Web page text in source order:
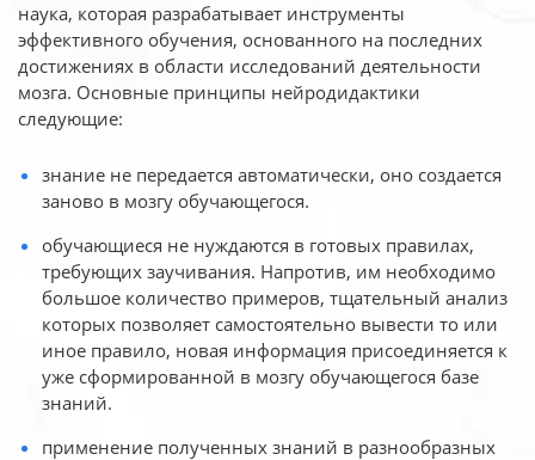
наука, которая разрабатывает инструменты
эффективного обучения, основанного на последних
достижениях в области исследований деятельности
мозга. Основные принципы нейродидактики
следующие:
знание не передается автоматически, оно создается
заново в мозгу обучающегося.
обучающиеся не нуждаются в готовых правилах,
требующих заучивания. Напротив, им необходимо
большое количество примеров, тщательный анализ
которых позволяет самостоятельно вывести то или
иное правило, новая информация присоединяется к
уже сформированной в мозгу обучающегося базе
знаний.
применение полученных знаний в разнообразных